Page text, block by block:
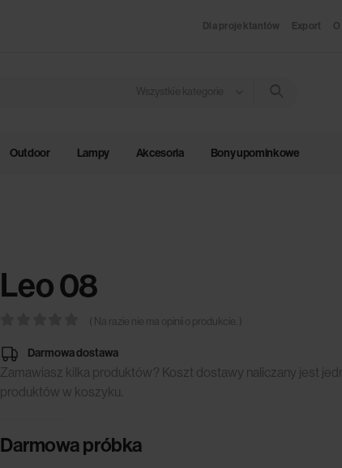
Dla projektantów Export
Wszystkie kategorie
Outdoor Lampy Akcesoria Bony upominkowe
Leo 08
( Na razie nie ma opinii o produkcie. )
Darmowa dostawa
Zamawiasz kilka produktów? Koszt dostawy naliczany jest
produktów w koszyku.
Darmowa próbka